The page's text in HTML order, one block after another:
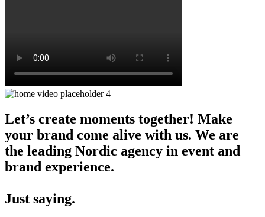
Let’s create moments together! Make
your brand come alive with us. We are
the leading Nordic agency in event and
brand experience.
Just saying.